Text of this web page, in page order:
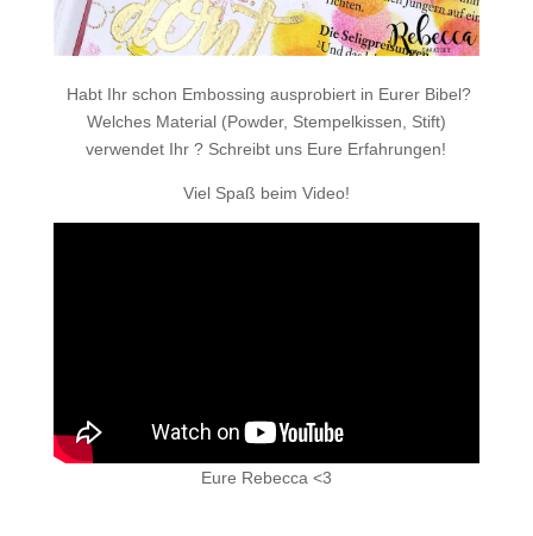
Habt Ihr schon Embossing ausprobiert in Eurer Bibel?
Welches Material (Powder, Stempelkissen, Stift)
verwendet Ihr ? Schreibt uns Eure Erfahrungen!
Viel Spaß beim Video!
Eure Rebecca <3